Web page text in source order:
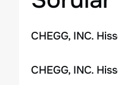
CHEGG, INC.
CHEGG, INC.